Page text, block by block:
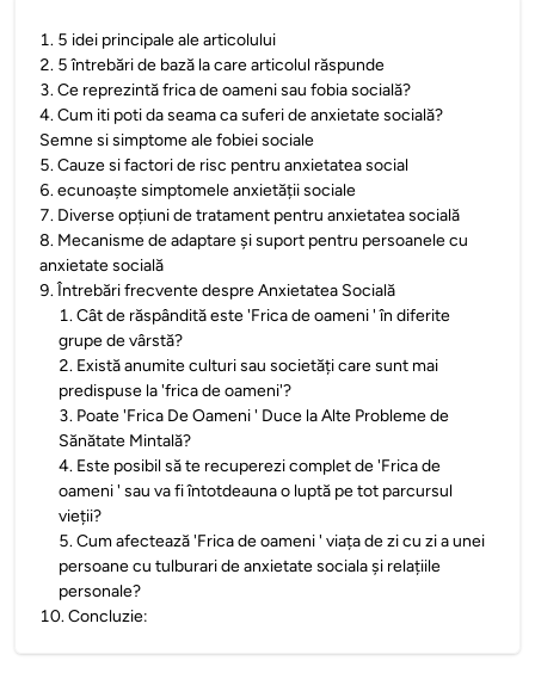
1. 5 idei principale ale articolului
2. 5 întrebări de bază la care articolul răspunde
3.Ce reprezintă frica de oameni sau fobia socială?
4.Cum iti poti da seama ca suferi de anxietate socială?
Semne si simptome ale fobiei sociale
5.Cauze si factori de risc pentru anxietatea social
6.ecunoaște simptomele anxietății sociale
7. Diverse opțiuni de tratament pentru anxietatea socială
8. Mecanisme de adaptare și suport pentru persoanele cu
anxietate socială
9.Întrebări frecvente despre Anxietatea Socială
1.Cât de răspândită este 'Frica de oameni ' în diferite
grupe de vârstă?
2. Există anumite culturi sau societăți care sunt mai
predispuse la 'frica de oameni'?
3. Poate 'Frica De Oameni ' Duce la Alte Probleme de
Sănătate Mintală?
4. Este posibil să te recuperezi complet de 'Frica de
oameni ' sau va fi întotdeauna o luptă pe tot parcursul
vieții?
5.Cum afectează 'Frica de oameni ' viața de zi cu zi a unei
persoane cu tulburari de anxietate sociala și relațiile
personale?
10.Concluzie: